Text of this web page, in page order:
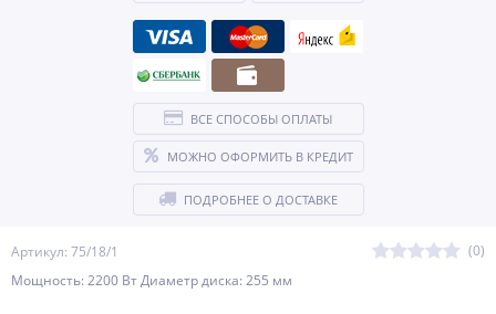
Артикул: 75/18/1
(0)
Мощность: 2200 Вт Диаметр диска: 255 мм
ВСЕ СПОСОБЫ ОПЛАТЫ
МОЖНО ОФОРМИТЬ В КРЕДИТ
ПОДРОБНЕЕ О ДОСТАВКЕ